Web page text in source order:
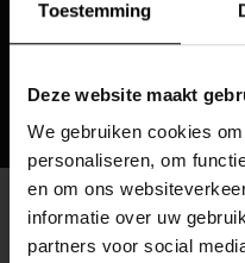
Toestemming
Deze website maakt
We gebruiken cookies
personaliseren, om
en om ons
informatie over uw
partners voor social
gezet!